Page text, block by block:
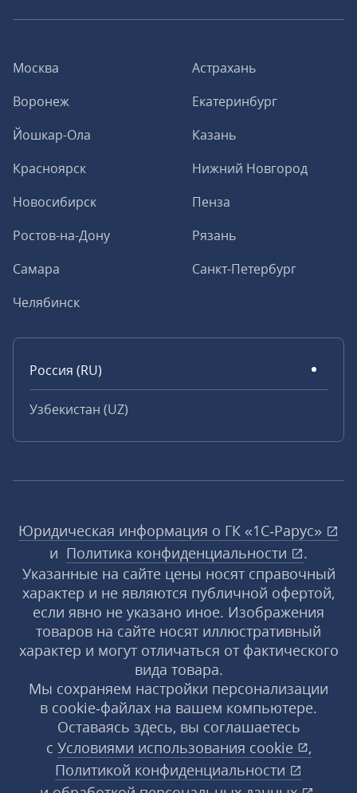
Москва
Астрахань
Воронеж
Екатеринбург
Йошкар-Ола
Казань
Красноярск
Нижний Новгород
Новосибирск
Пенза
Ростов-на-Дону
Рязань
Самара
Санкт-Петербург
Челябинск
Россия (RU)
Узбекистан (UZ)
Юридическая информация о ГК «1С‑Рарус»
и Политика конфиденциальности
.
Указанные на сайте цены носят справочный
характер и не являются публичной офертой,
если явно не указано иное. Изображения
товаров на сайте носят иллюстративный
характер и могут отличаться от фактического
вида товара.
Мы сохраняем настройки персонализации
в cookie‑файлах на вашем компьютере.
Оставаясь здесь, вы соглашаетесь
с Условиями использования cookie
,
Политикой конфиденциальности